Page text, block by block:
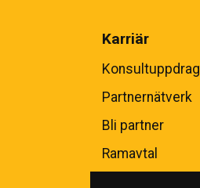
Karriär
Konsultuppdrag
Partnernätverk
Bli partner
Ramavtal